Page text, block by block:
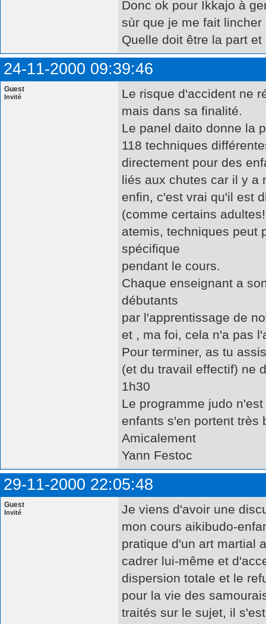
Donc ok pour Ikkajo à
sùr que je me fait lincher
Quelle doit être la part
24-11-2000 09:39:46
Guest
Invité
Le risque d'accident ne
mais dans sa finalité.
Le panel daito donne la
118 techniques
directement pour des
liés aux chutes car il y a
enfin, c'est vrai qu'il est
(comme certains
atemis, techniques peut
spécifique
pendant le cours.
Chaque enseignant a
débutants
par l'apprentissage de
et , ma foi, cela n'a pas
Pour terminer, as tu
(et du travail effectif) ne
1h30
Le programme judo
enfants s'en portent très
Amicalement
Yann Festoc
29-11-2000 22:05:48
Guest
Invité
Je viens d'avoir une
mon cours aikibudo-
pratique d'un art martial
cadrer lui-même et
dispersion totale et le
pour la vie des
traités sur le sujet, il